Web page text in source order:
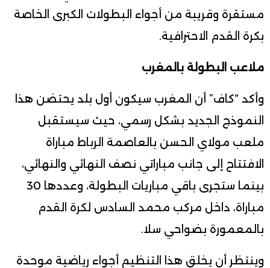
مستقرة وقريبة من أجواء البطولات الكبرى الخاصة
بكرة القدم الاحترافية.
ملاعب البطولة بالمغرب
وأكد “كاف” أن المغرب سيكون أول بلد يحتضن هذا
النموذج الجديد بشكل رسمي، حيث سيستقبل
ملعب مولاي الحسن بالعاصمة الرباط مباراة
الافتتاح إلى جانب مباراتي نصف النهائي والنهائي،
بينما ستجرى باقي مباريات البطولة، وعددها 30
مباراة، داخل مركب محمد السادس لكرة القدم
بالمعمورة بضواحي سلا.
وينتظر أن يخلق هذا التنظيم أجواء رياضية موحدة